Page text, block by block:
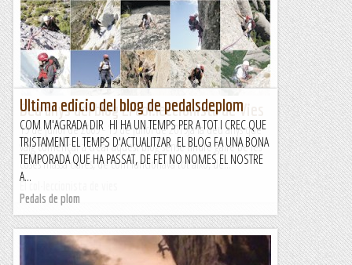
Deu anys del blog El col.leccionista de Vies
19 de juliol de 2009 - 19 de juliol de 2019Ja fa deu anys que
vaig començar a crear aquest blog sense tindre gaire be les
coses massa clares, de com funcionava tot això, de...
El col·leccionista de vies
Ultima edicio del blog de pedalsdeplom
COM M'AGRADA DIR HI HA UN TEMPS PER A TOT I CREC QUE
TRISTAMENT EL TEMPS D'ACTUALITZAR EL BLOG FA UNA BONA
TEMPORADA QUE HA PASSAT, DE FET NO NOMES EL NOSTRE
A...
Pedals de plom